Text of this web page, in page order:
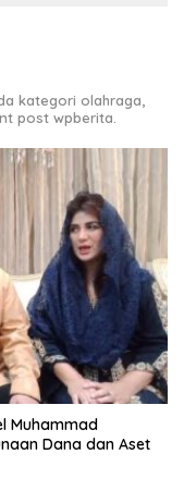
kategori olahraga,
post wpberita.
Muhammad
Dana dan Aset